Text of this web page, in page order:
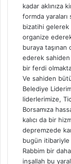
kadar aklınıza
formda yaraları
bizatihi gelerek
organize
buraya taşınan
ederek
bir ferdi
Ve sahiden
Belediye
liderlerimize,
Borsamıza
kalıcı da bir
depremzede
bugün itibariyle
Rabbim bir
inşallah bu